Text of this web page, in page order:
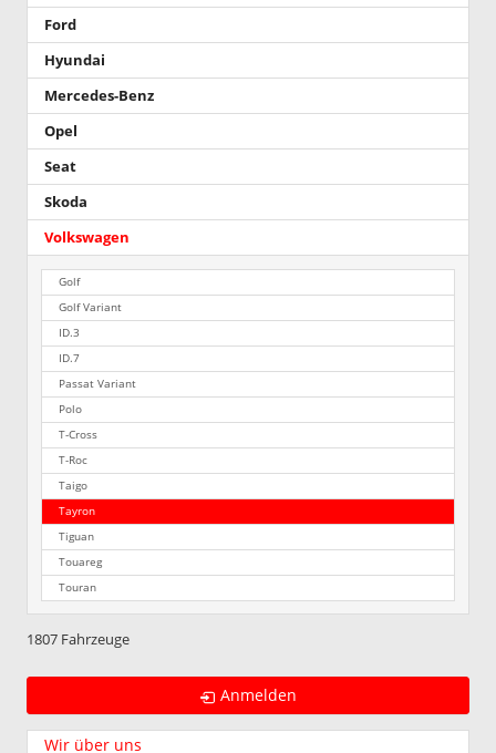
Ford
Hyundai
Mercedes-Benz
Opel
Seat
Skoda
Volkswagen
Golf
Golf Variant
ID.3
ID.7
Passat Variant
Polo
T-Cross
T-Roc
Taigo
Tayron
Tiguan
Touareg
Touran
1807 Fahrzeuge
Anmelden
Wir über uns